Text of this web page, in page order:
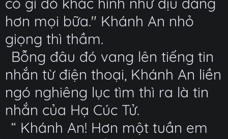
hơn mọi bữa." Khánh An nhỏ
giọng thì thầm.
Bỗng đâu đó vang lên tiếng tin
nhắn từ điện thoại, Khánh An liền
ngó nghiêng lục tìm thì ra là tin
nhắn của Hạ Cúc Tử.
“ Khánh An! Hơn một tuần em